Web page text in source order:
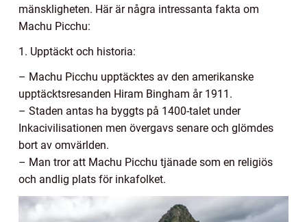
mänskligheten. Här är några intressanta fakta om
Machu Picchu:
1. Upptäckt och historia:
– Machu Picchu upptäcktes av den amerikanske
upptäcktsresanden Hiram Bingham år 1911.
– Staden antas ha byggts på 1400-talet under
Inkacivilisationen men övergavs senare och glömdes
bort av omvärlden.
– Man tror att Machu Picchu tjänade som en religiös
och andlig plats för inkafolket.